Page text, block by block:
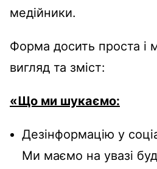
медійники.
Форма досить проста і
вигляд та зміст:
«Що ми шукаємо:
Дезінформацію у
Ми маємо на увазі